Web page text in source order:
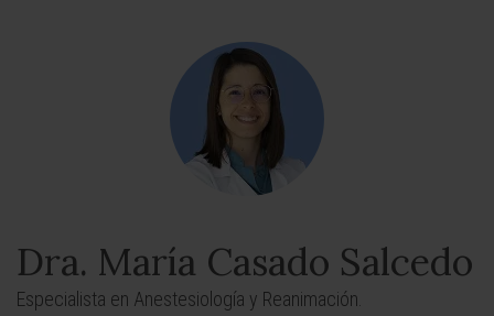
Dra. María Casado Salcedo
Especialista en Anestesiología y Reanimación.